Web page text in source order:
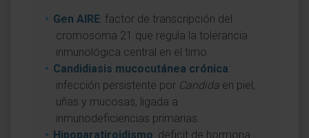
Gen AIRE: factor de transcripción del
cromosoma 21 que regula la tolerancia
inmunológica central en el timo.
Candidiasis mucocutánea crónica:
infección persistente por Candida en piel,
uñas y mucosas, ligada a
inmunodeficiencias primarias.
Hipoparatiroidismo: déficit de hormona